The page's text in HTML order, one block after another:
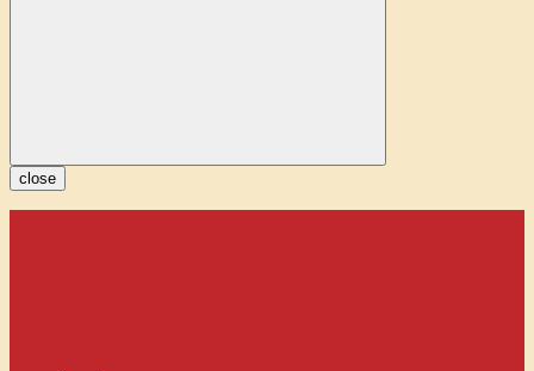
close